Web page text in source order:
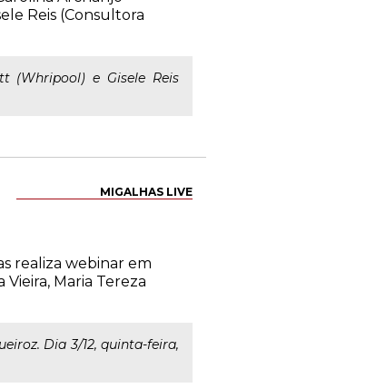
Reis (Consultora
(Whripool) e Gisele Reis
MIGALHAS LIVE
realiza webinar em
Maria Tereza
Dia 3/12, quinta-feira,